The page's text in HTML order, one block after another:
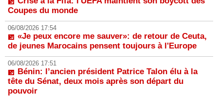
Coupes du monde
06/08/2026 17:54
«Je peux encore me sauver»: de retour de Ceuta,
de jeunes Marocains pensent toujours à l'Europe
06/08/2026 17:51
Bénin: l’ancien président Patrice Talon élu à la
tête du Sénat, deux mois après son départ du
pouvoir